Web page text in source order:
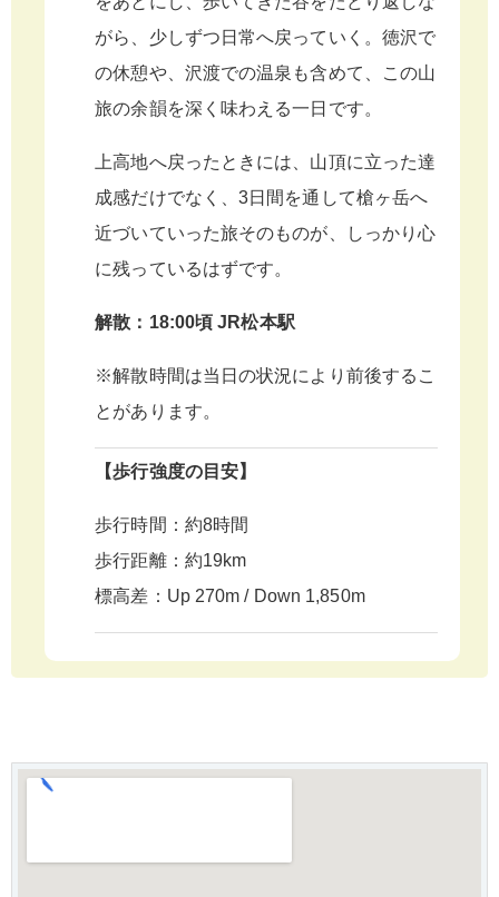
がら、少しずつ日常へ戻っていく。徳沢で
の休憩や、沢渡での温泉も含めて、この山
旅の余韻を深く味わえる一日です。
上高地へ戻ったときには、山頂に立った達
成感だけでなく、3日間を通して槍ヶ岳へ
近づいていった旅そのものが、しっかり心
に残っているはずです。
解散：18:00頃 JR松本駅
※解散時間は当日の状況により前後するこ
とがあります。
【歩行強度の目安】
歩行時間：約8時間
歩行距離：約19km
標高差：Up 270m / Down 1,850m